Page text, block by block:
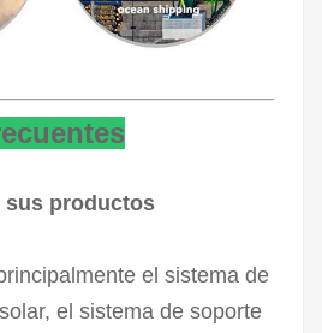
sus productos
el sistema de
el sistema de soporte